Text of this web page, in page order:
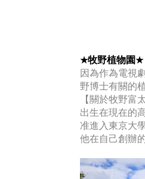
★牧野植物園★
因為作為電視
野博士有關的
【關於牧野富
出生在現在的
准進入東京大
他在自己創辦